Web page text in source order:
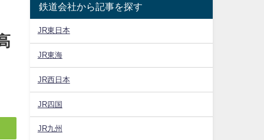
鉄道会社から記事を探す
JR東日本
JR東海
JR西日本
JR四国
JR九州